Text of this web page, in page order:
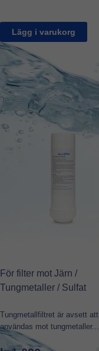
Lägg i varukorg
För filter mot Järn /
Tungmetaller / Sulfat
Tungmetallfiltret är avsett att
användas mot tungmetaller...